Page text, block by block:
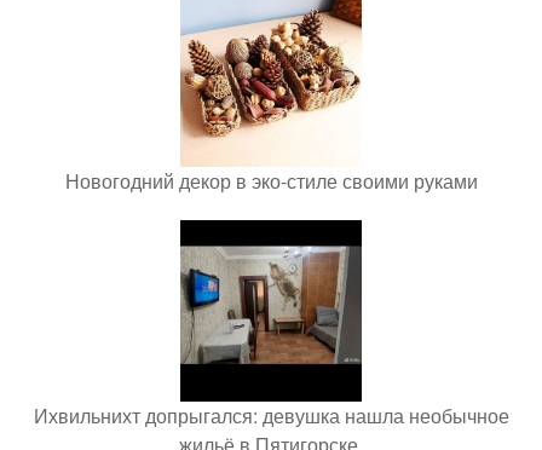
Новогодний декор в эко-стиле своими руками
Ихвильнихт допрыгался: девушка нашла необычное
жильё в Пятигорске.